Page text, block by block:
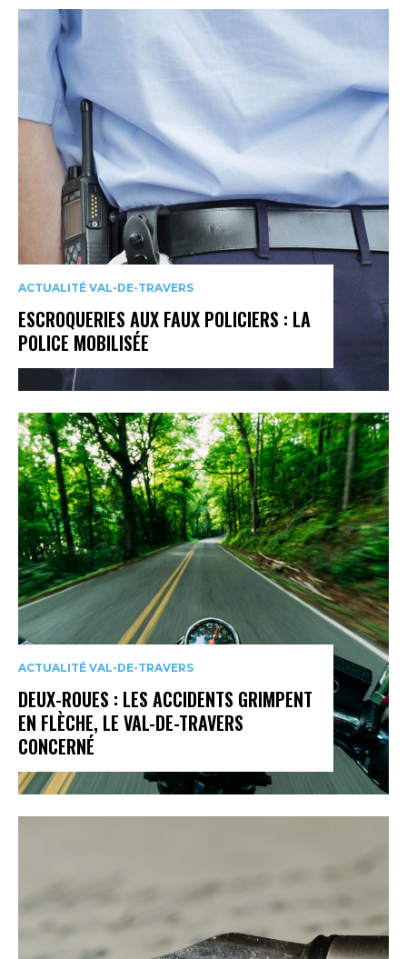
ACTUALITÉ VAL-DE-TRAVERS
ESCROQUERIES AUX FAUX POLICIERS : LA
POLICE MOBILISÉE
ACTUALITÉ VAL-DE-TRAVERS
DEUX-ROUES : LES ACCIDENTS GRIMPENT
EN FLÈCHE, LE VAL-DE-TRAVERS
CONCERNÉ